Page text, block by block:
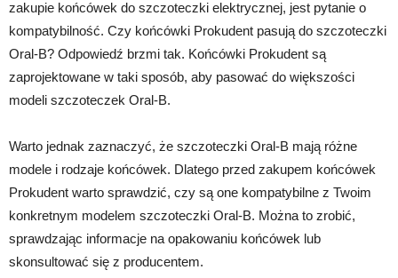
zakupie końcówek do szczoteczki elektrycznej, jest pytanie o
kompatybilność. Czy końcówki Prokudent pasują do szczoteczki
Oral-B? Odpowiedź brzmi tak. Końcówki Prokudent są
zaprojektowane w taki sposób, aby pasować do większości
modeli szczoteczek Oral-B.
Warto jednak zaznaczyć, że szczoteczki Oral-B mają różne
modele i rodzaje końcówek. Dlatego przed zakupem końcówek
Prokudent warto sprawdzić, czy są one kompatybilne z Twoim
konkretnym modelem szczoteczki Oral-B. Można to zrobić,
sprawdzając informacje na opakowaniu końcówek lub
skonsultować się z producentem.